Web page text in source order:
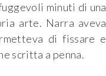
minuti di una
arte. Narra aveva
di fissare e
scritta a penna.